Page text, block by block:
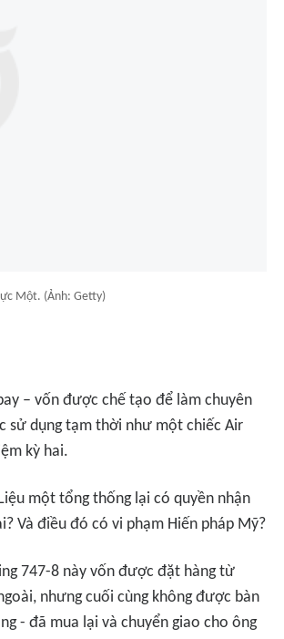
Một. (Ảnh: Getty)
– vốn được chế tạo để làm chuyên
sử dụng tạm thời như một chiếc Air
kỳ hai.
một tổng thống lại có quyền nhận
Và điều đó có vi phạm Hiến pháp Mỹ?
747-8 này vốn được đặt hàng từ
nhưng cuối cùng không được bàn
- đã mua lại và chuyển giao cho ông